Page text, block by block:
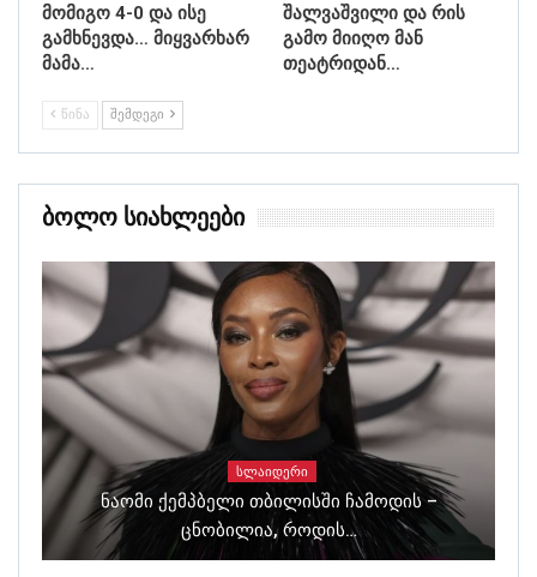
მომიგო 4-0 და ისე
გამხნევდა… მიყვარხარ
მამა…
შალვაშვილი და რის
გამო მიიღო მან
თეატრიდან…
ᲬᲘᲜᲐ ᲨᲔᲛᲓᲔᲒᲘ
Ბოლო Სიახლეები
ᲡᲚᲐᲘᲓᲔᲠᲘ
Ნაომი Ქემპბელი Თბილისში Ჩამოდის –
Ცნობილია, Როდის…